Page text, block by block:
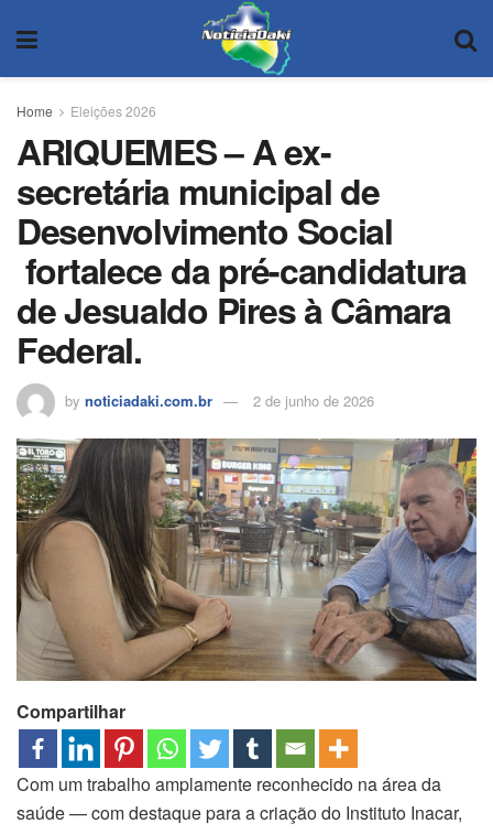
Home Eleições 2026
ARIQUEMES – A ex-
secretária municipal de
Desenvolvimento Social
fortalece da pré-candidatura
de Jesualdo Pires à Câmara
Federal.
by noticiadaki.com.br 2 de junho de 2026
Compartilhar
Com um trabalho amplamente reconhecido na área da
saúde — com destaque para a criação do Instituto Inacar,